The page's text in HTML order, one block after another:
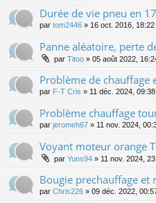
Durée de vie pneu en
par tom2446 » 16 oct. 2016, 18:22
Panne aléatoire, perte
par Titoo » 05 août 2022,
Problème de
par F-T Cris » 11 déc. 2024, 09:38
Problème chauffage
par jeromeh67 » 11 nov. 2024,
Voyant moteur orange
par Yuns94 » 11 nov. 2024,
Bougie prechauffage et
par Chris226 » 09 déc. 2022,